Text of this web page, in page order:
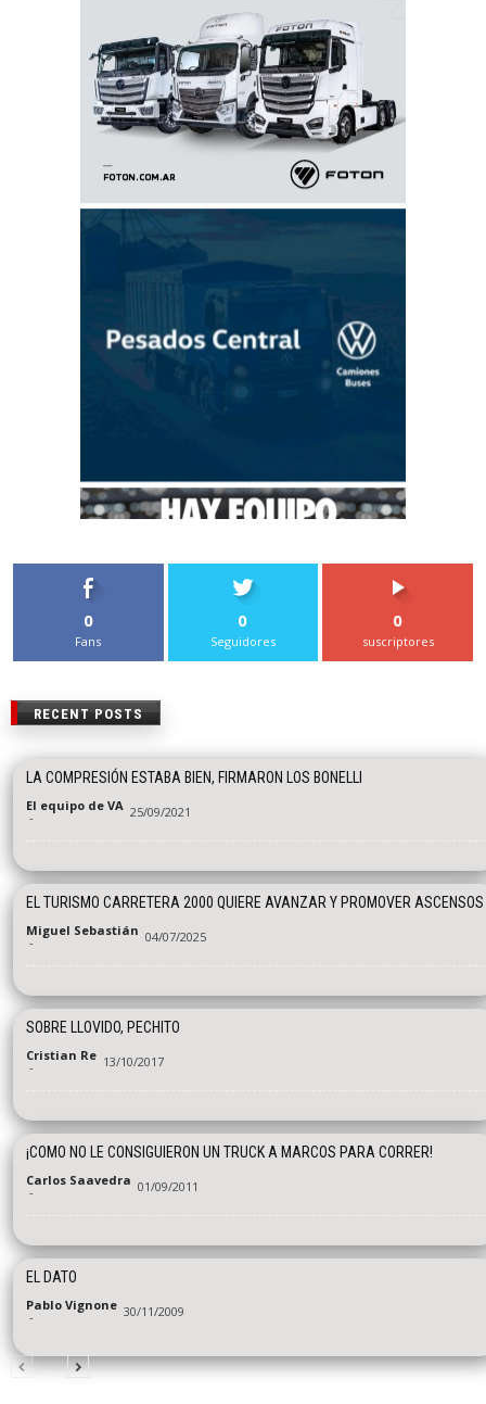
0
Fans
0
Seguidores
0
suscriptores
RECENT POSTS
LA COMPRESIÓN ESTABA BIEN, FIRMARON LOS BONELLI
El equipo de VA
- 25/09/2021
EL TURISMO CARRETERA 2000 QUIERE AVANZAR Y PROMOVER ASCENSOS
Miguel Sebastián
- 04/07/2025
SOBRE LLOVIDO, PECHITO
Cristian Re
- 13/10/2017
¡COMO NO LE CONSIGUIERON UN TRUCK A MARCOS PARA CORRER!
Carlos Saavedra
- 01/09/2011
EL DATO
Pablo Vignone
- 30/11/2009